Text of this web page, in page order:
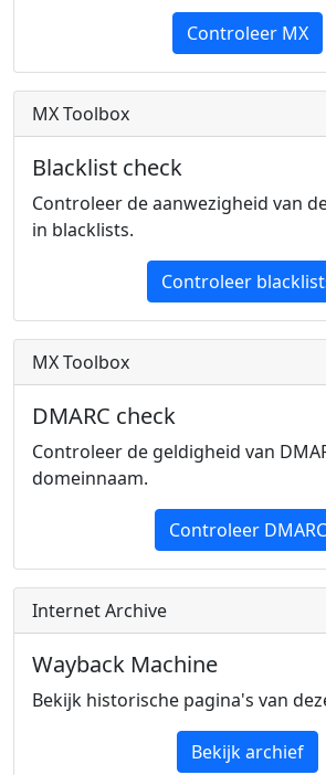
Controleer MX
MX Toolbox
Blacklist check
Controleer de aanwezigheid van
in blacklists.
Controleer
MX Toolbox
DMARC check
Controleer de geldigheid van
domeinnaam.
Controleer DMARC
Internet Archive
Wayback Machine
Bekijk historische pagina's van
Bekijk archief